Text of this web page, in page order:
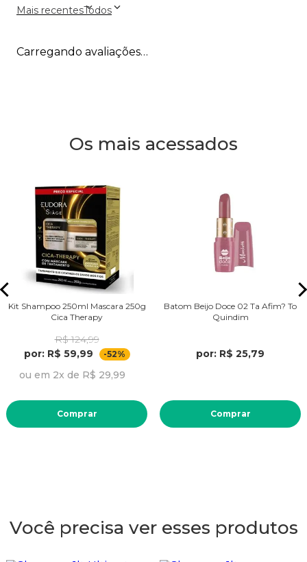
Mais recentesTodos
Carregando avaliações…
Os mais acessados
Kit Shampoo 250ml Mascara 250g
Cica Therapy
R$ 124,99
por: R$ 59,99
-52%
ou em 2x de R$ 29,99
Comprar
Batom Beijo Doce 02 Ta Afim? To
Quindim
por: R$ 25,79
Comprar
Você precisa ver esses produtos